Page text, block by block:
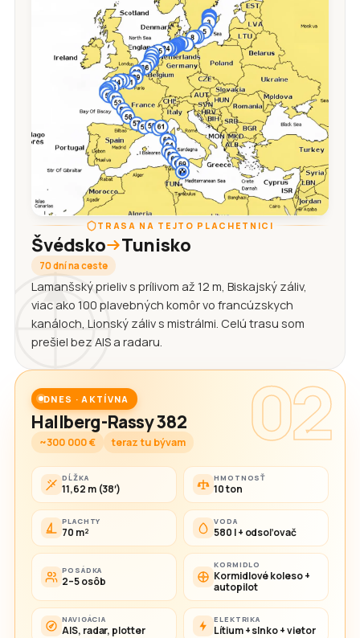
TRASA NA TEJTO PLACHETNICI
Švédsko Tunisko
70 dní na ceste
Lamanšský prieliv s prílivom až 12 m, Biskajský záliv,
viac ako 100 plavebných komôr vo francúzskych
kanáloch, Lionský záliv s mistrálmi. Celú trasu som
prešiel bez AIS a radaru.
02
DNES · AKTÍVNA
Hallberg-Rassy 382
~300 000 € teraz tu bývam
DĹŽKA
11,62 m (38′)
HMOTNOSŤ
10 ton
PLACHTY
70 m²
VODA
580 l + odsoľovač
POSÁDKA
2–5 osôb
KORMIDLO
Kormidlové koleso +
autopilot
NAVIGÁCIA
AIS, radar, plotter
ELEKTRIKA
Lítium + slnko + vietor